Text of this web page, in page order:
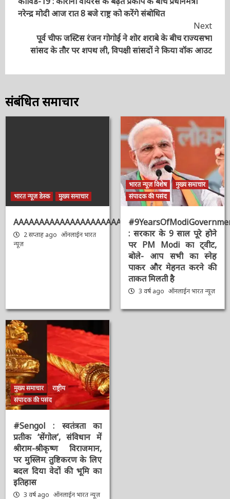
Continue
Reading
Previous
कोविड-19 : कोरोना वायरस के बढ़ते प्रकोप के बीच प्रधानमंत्री
नरेन्द्र मोदी आज रात 8 बजे राष्ट्र को करेंगे संबोधित
Next
संबंधित समाचार
भारत न्यूज़ डेस्क मुख्य समाचार
AAAAAAAAAAAAAAAAAAAAAAAAAAAAAAAAA
भारत न्यूज़ विशेष
मुख्य समाचार
संपादक की पसंद
: सरकार के 9 साल पूरे होने
पर PM Modi का ट्वीट,
बोले- आप सभी का स्नेह
पाकर और मेहनत करने की
3 वर्ष ago ऑनलाईन भारत
मुख्य समाचार
राष्ट्रीय
संपादक की पसंद
#Sengol : स्वतंत्रता का
प्रतीक ‘सेंगोल’, संविधान में
श्रीराम-श्रीकृष्ण विराजमान,
पर मुस्लिम तुष्टिकरण के
लिए बदल दिया वेदों की भूमि